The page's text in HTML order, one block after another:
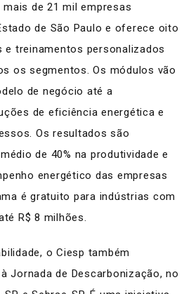
de 21 mil empresas
de São Paulo e oferece oito
treinamentos personalizados
os segmentos. Os módulos vão
de negócio até a
de eficiência energética e
Os resultados são
de 40% na produtividade e
energético das empresas
é gratuito para indústrias com
R$ 8 milhões.
o Ciesp também
Jornada de Descarbonização, no